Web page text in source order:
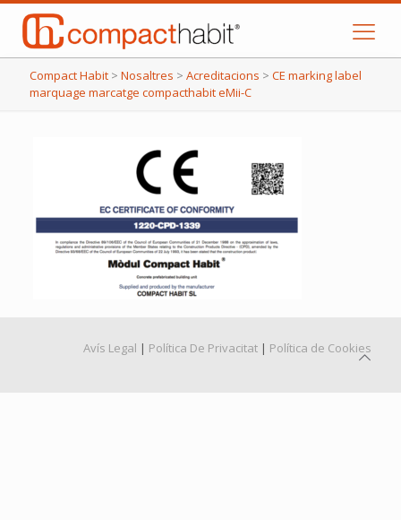
Compact Habit > Nosaltres > Acreditacions > CE marking label
marquage marcatge compacthabit eMii-C
Avís Legal | Política De Privacitat | Política de Cookies